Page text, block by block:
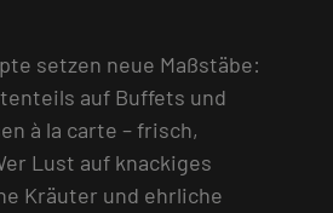
setzen neue Maßstäbe:
auf Buffets und
à la carte – frisch,
Lust auf knackiges
Kräuter und ehrliche